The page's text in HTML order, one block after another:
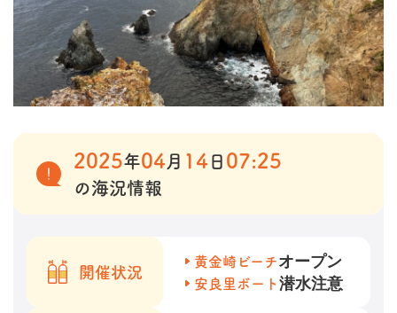
2025年04 月 14 日 07:25
の海況情報
開催状況
黄金崎ビーチオープン
安良里ボート 潜水注意